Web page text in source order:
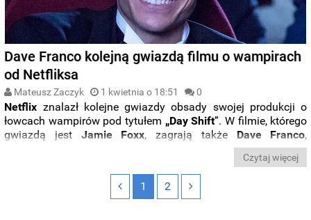
Dave Franco kolejną gwiazdą filmu o wampirach
od Netfliksa
Mateusz Zaczyk 1 kwietnia o 18:51 0
Netflix znalazł kolejne gwiazdy obsady swojej produkcji o
łowcach wampirów pod tytułem „Day Shift”. W filmie, którego
gwiazdą jest Jamie Foxx, zagrają także Dave Franco,
HoweyiCS Lee.
Czytaj więcej
1 2